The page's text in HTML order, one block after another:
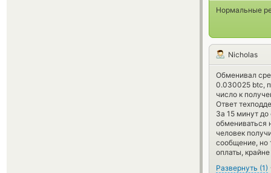
Нормальные
Nicholas
Обменивал
0.030025 btc,
число к
Ответ
За 15 минут
обмениваться
человек
сообщение, но
оплаты,
Развернуть (1)